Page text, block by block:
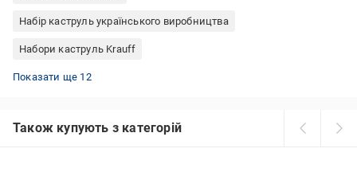
Набір каструль українського виробництва
Набори каструль Krauff
Каструлі Simax скло
Каструлі чавунні Франція
Набори каструль Interos
Набір каструль емальованих
Каструлі нержавіюча сталь Німеччина
Набори каструль Maxmark
Керамічні каструлі для газових плит
Каструлі Rondell нержавіюча сталь
Каструлі Sacher кераміка
Каструлі нержавіюча сталь Китай
Набір каструль Rondell
Набори каструль Edenberg
Показати ще 12
Також купують з категорій